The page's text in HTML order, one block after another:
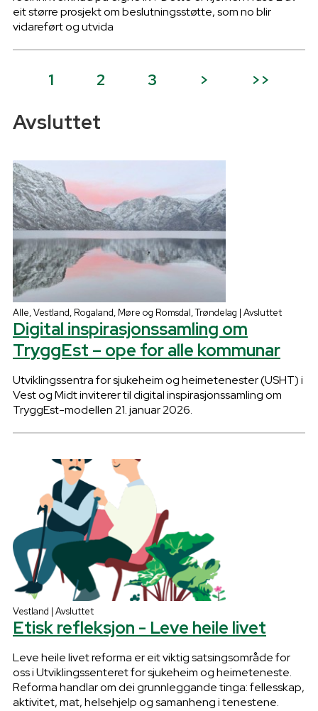
eit større prosjekt om beslutningsstøtte, som no blir
vidareført og utvida
1 2 3 > >>
Avsluttet
Alle, Vestland, Rogaland, Møre og Romsdal, Trøndelag | Avsluttet
Digital inspirasjonssamling om
TryggEst – ope for alle kommunar
Utviklingssentra for sjukeheim og heimetenester (USHT) i
Vest og Midt inviterer til digital inspirasjonssamling om
TryggEst-modellen 21. januar 2026.
Vestland | Avsluttet
Etisk refleksjon - Leve heile livet
Leve heile livet reforma er eit viktig satsingsområde for
oss i Utviklingssenteret for sjukeheim og heimeteneste.
Reforma handlar om dei grunnleggande tinga: fellesskap,
aktivitet, mat, helsehjelp og samanheng i tenestene.